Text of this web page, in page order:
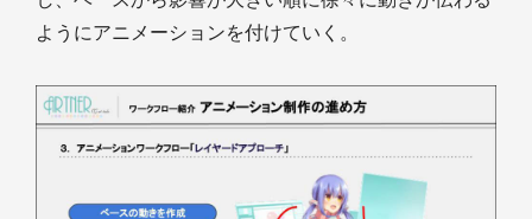
ようにアニメーションを付けていく。